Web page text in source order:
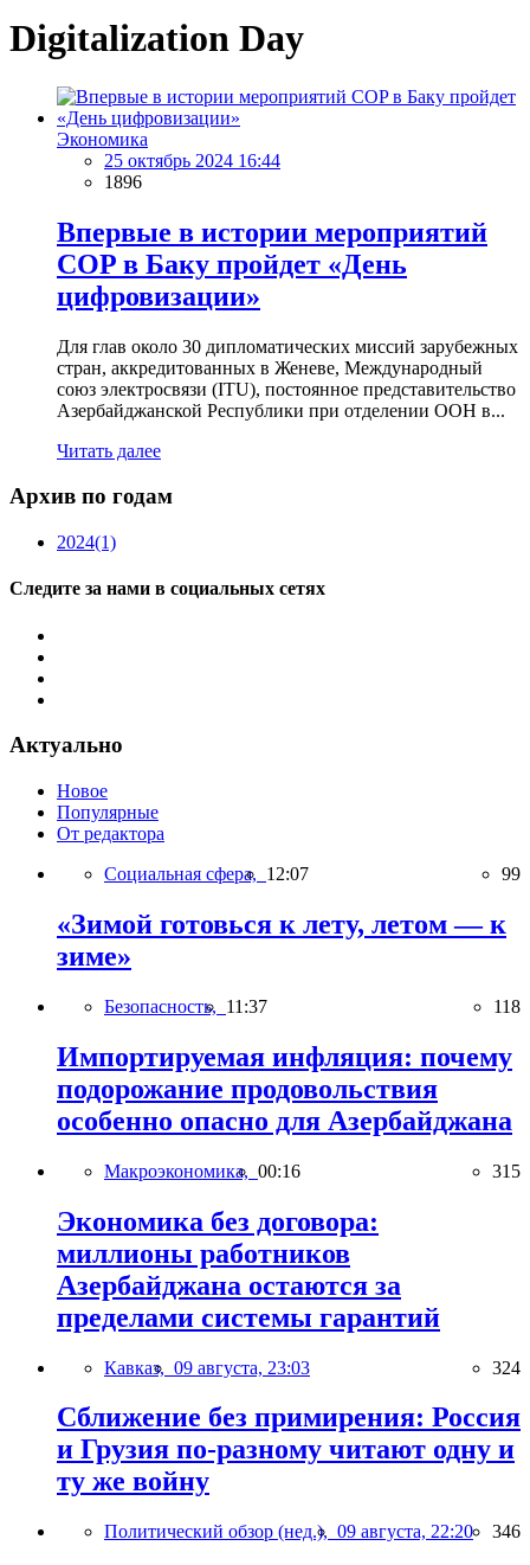
Digitalization Day
Экономика
25 октябрь 2024 16:44
1896
Впервые в истории мероприятий
COP в Баку пройдет «День
цифровизации»
Для глав около 30 дипломатических миссий зарубежных
стран, аккредитованных в Женеве, Международный
союз электросвязи (ITU), постоянное представительство
Азербайджанской Республики при отделении ООН в...
Читать далее
Архив по годам
2024(1)
Следите за нами в социальных сетях
Актуально
Новое
Популярные
От редактора
Социальная сфера, 12:07 99
«Зимой готовься к лету, летом — к
зиме»
Безопасность, 11:37 118
Импортируемая инфляция: почему
подорожание продовольствия
особенно опасно для Азербайджана
Макроэкономика, 00:16 315
Экономика без договора:
миллионы работников
Азербайджана остаются за
пределами системы гарантий
Кавказ, 09 августа, 23:03 324
Сближение без примирения: Россия
и Грузия по-разному читают одну и
ту же войну
Политический обзор (нед.), 09 августа, 22:20 346